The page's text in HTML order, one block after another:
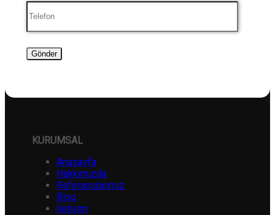
KURUMSAL
Anasayfa
Hakkımızda
Referanslarımız
Blog
İletişim